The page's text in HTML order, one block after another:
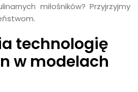
miłośników? Przyjrzyjmy
technologię
w modelach